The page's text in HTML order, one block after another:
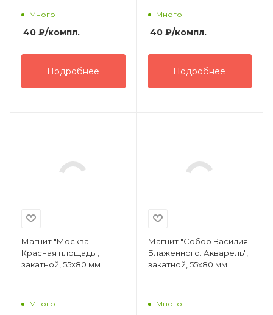
Много
40 ₽/компл.
Подробнее
Много
40₽/компл.
Подробнее
Магнит "Москва.
Красная площадь",
закатной, 55х80 мм
Много
Магнит "Собор Василия
Блаженного. Акварель",
закатной, 55х80 мм
Много